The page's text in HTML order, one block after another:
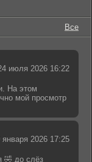
Все
июля 2026 16:22
На этом
мой просмотр
января 2026 17:25
🤣 до слёз